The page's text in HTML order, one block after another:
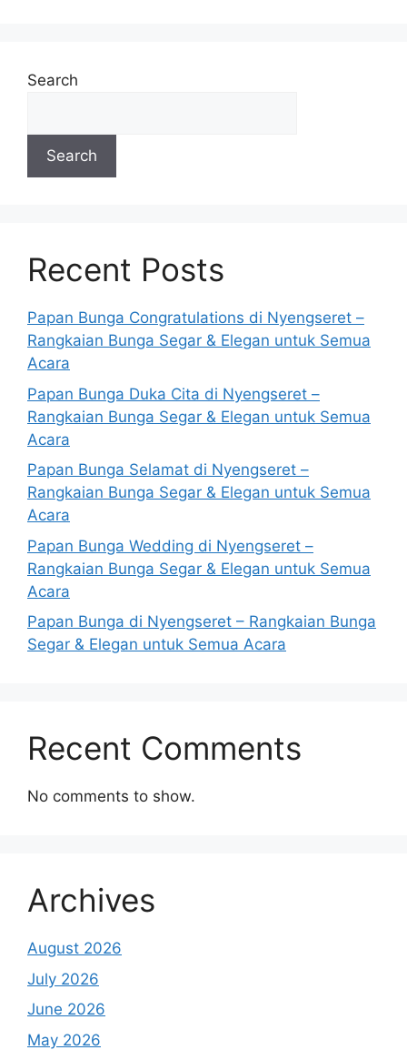
Search
Search
Recent Posts
Papan Bunga Congratulations di Nyengseret –
Rangkaian Bunga Segar & Elegan untuk Semua
Acara
Papan Bunga Duka Cita di Nyengseret –
Rangkaian Bunga Segar & Elegan untuk Semua
Acara
Papan Bunga Selamat di Nyengseret –
Rangkaian Bunga Segar & Elegan untuk Semua
Acara
Papan Bunga Wedding di Nyengseret –
Rangkaian Bunga Segar & Elegan untuk Semua
Acara
Papan Bunga di Nyengseret – Rangkaian Bunga
Segar & Elegan untuk Semua Acara
Recent Comments
No comments to show.
Archives
August 2026
July 2026
June 2026
May 2026